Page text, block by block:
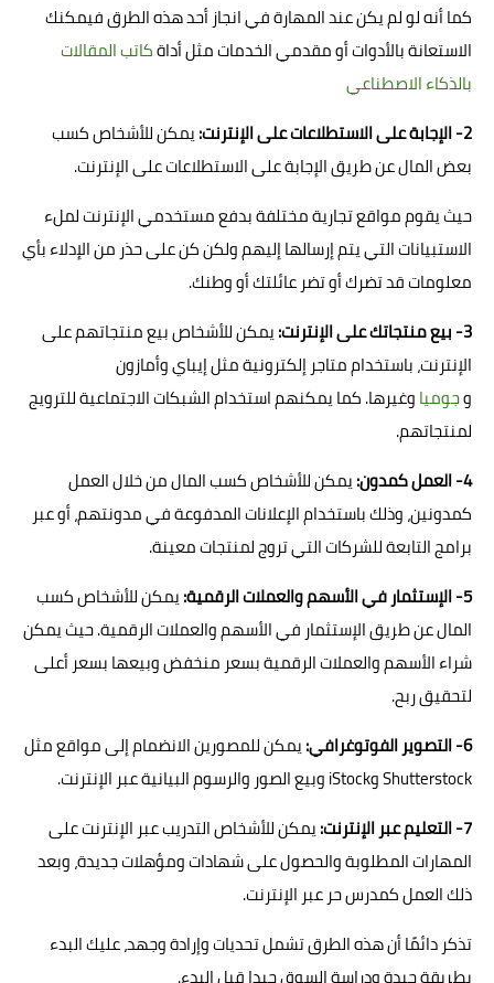
كما أنه لو لم يكن عند المهارة في انجاز أحد هذه الطرق فيمكنك
الاستعانة بالأدوات أو مقدمي الخدمات مثل أداةكاتب المقالات
بالذكاء الاصطناعي
2- الإجابة على الاستطلاعات على الإنترنت:
يمكن للأشخاص كسب
بعض المال عن طريق الإجابة على الاستطلاعات على الإنترنت.
حيث يقوم مواقع تجارية مختلفة بدفع مستخدمي الإنترنت لملء
الاستبيانات التي يتم إرسالها إليهم ولكن كن على حذر من الإدلاء بأي
معلومات قد تضرك أو تضر عائلتك أو وطنك.
3- بيع منتجاتك على الإنترنت:
يمكن للأشخاص بيع منتجاتهم على
الإنترنت، باستخدام متاجر إلكترونية مثل إيباي وأمازون
وجومياوغيرها. كما يمكنهم استخدام الشبكات الاجتماعية للترويج
لمنتجاتهم.
4- العمل كمدون:
يمكن للأشخاص كسب المال من خلال العمل
كمدونين، وذلك باستخدام الإعلانات المدفوعة في مدونتهم، أو عبر
برامج التابعة للشركات التي تروج لمنتجات معينة.
5- الإستثمار في الأسهم والعملات الرقمية:
يمكن للأشخاص كسب
المال عن طريق الإستثمار في الأسهم والعملات الرقمية. حيث يمكن
شراء الأسهم والعملات الرقمية بسعر منخفض وبيعها بسعر أعلى
لتحقيق ربح.
6- التصوير الفوتوغرافي:
يمكن للمصورين الانضمام إلى مواقع مثل
Shutterstock وiStock وبيع الصور والرسوم البيانية عبر الإنترنت.
7- التعليم عبر الإنترنت:
يمكن للأشخاص التدريب عبر الإنترنت على
المهارات المطلوبة والحصول على شهادات ومؤهلات جديدة، وبعد
ذلك العمل كمدرس حر عبر الإنترنت.
تذكر دائمًا أن هذه الطرق تشمل تحديات وإرادة وجهد، عليك البدء